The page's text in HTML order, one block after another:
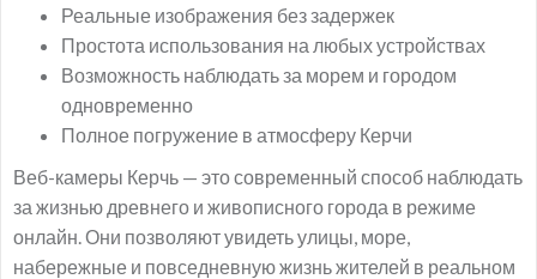
Реальные изображения без задержек
Простота использования на любых устройствах
Возможность наблюдать за морем и городом
одновременно
Полное погружение в атмосферу Керчи
Веб-камеры Керчь — это современный способ наблюдать
за жизнью древнего и живописного города в режиме
онлайн. Они позволяют увидеть улицы, море,
набережные и повседневную жизнь жителей в реальном